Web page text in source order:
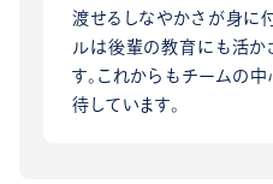
渡せるしなやかさが身に
ルは後輩の教育にも活か
す。これからもチームの
待しています。